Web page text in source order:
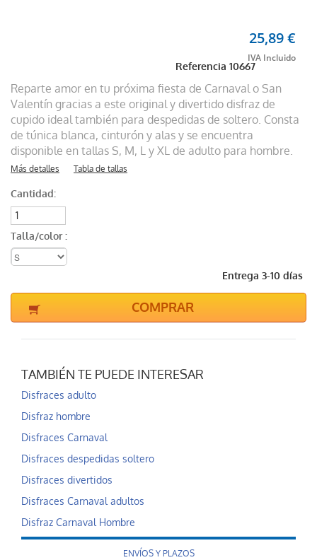
Referencia10667
25,89 €
Reparte amor en tu próxima fiesta de Carnaval o San
Valentín gracias a este original y divertido disfraz de
cupido ideal también para despedidas de soltero. Consta
de túnica blanca, cinturón y alas y se encuentra
disponible en tallas S, M, L y XL de adulto para hombre.
Más detalles Tabla de tallas
Cantidad:
Talla/color :
Entrega 3-10 días
COMPRAR
TAMBIÉN TE PUEDE INTERESAR
Disfraces adulto
Disfraz hombre
Disfraces Carnaval
Disfraces despedidas soltero
Disfraces divertidos
Disfraces Carnaval adultos
Disfraz Carnaval Hombre
ENVÍOS Y PLAZOS